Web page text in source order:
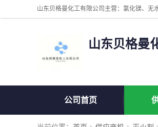
山东贝格曼
公司首页